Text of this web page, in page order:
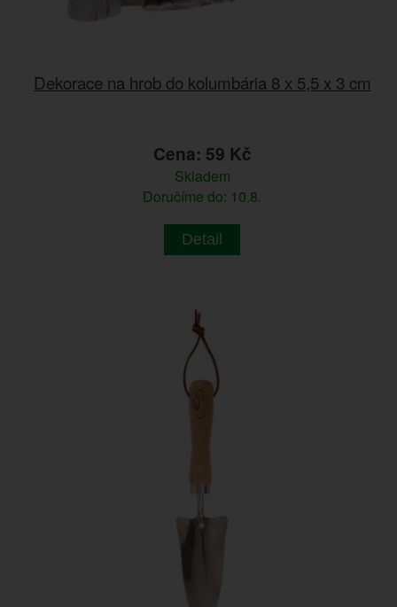
Dekorace na hrob do kolumbária 8 x 5,5 x 3 cm
Cena: 59 Kč
Skladem
Doručíme do: 10.8.
Detail